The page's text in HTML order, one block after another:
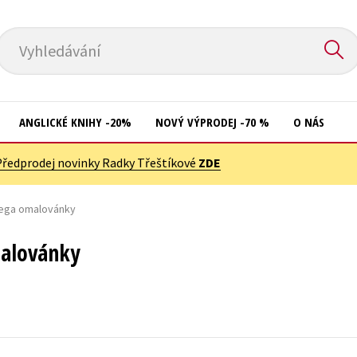
Vyhledávání
Kuchařky
New Adult
Ostatní
ANGLICKÉ KNIHY -20% NOVÝ VÝPRODEJ -70 % O NÁS
novinky Radky Třeštíkové ZDE
omalovánky